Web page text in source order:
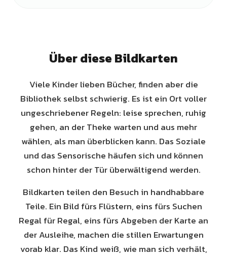
Über diese Bildkarten
Viele Kinder lieben Bücher, finden aber die
Bibliothek selbst schwierig. Es ist ein Ort voller
ungeschriebener Regeln: leise sprechen, ruhig
gehen, an der Theke warten und aus mehr
wählen, als man überblicken kann. Das Soziale
und das Sensorische häufen sich und können
schon hinter der Tür überwältigend werden.
Bildkarten teilen den Besuch in handhabbare
Teile. Ein Bild fürs Flüstern, eins fürs Suchen
Regal für Regal, eins fürs Abgeben der Karte an
der Ausleihe, machen die stillen Erwartungen
vorab klar. Das Kind weiß, wie man sich verhält,